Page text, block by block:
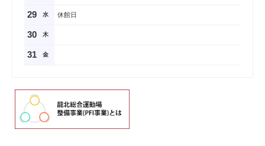
29 水 休館日
30 木
31 金